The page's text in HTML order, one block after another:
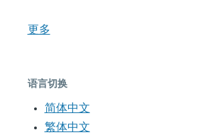
更多
语言切换
简体中文
繁体中文